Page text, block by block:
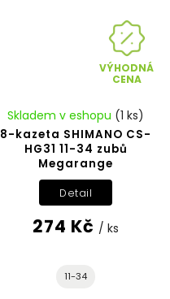
VÝHODNÁ
CENA
8-kazeta SHIMANO CS-
HG31 11-34 zubů
Megarange
Skladem v eshopu (1 ks)
274 Kč / ks
Detail
11-34